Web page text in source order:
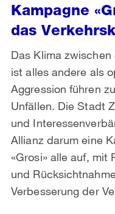
Kampagne
das
Das Klima
ist alles andere als
Aggression führen
Unfällen. Die Stadt
und
Allianz darum eine
«Grosi» alle auf, mit
und
Verbesserung der